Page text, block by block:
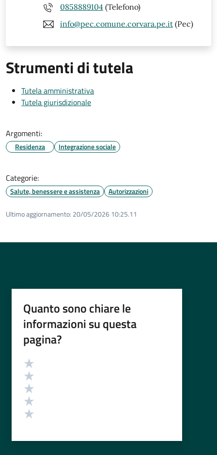
0858889104 (Telefono)
info@pec.comune.corvara.pe.it (Pec)
Strumenti di tutela
Tutela amministrativa
Tutela giurisdizionale
Argomenti:
Residenza Integrazione sociale
Categorie:
Salute, benessere e assistenza Autorizzazioni
Ultimo aggiornamento: 20/05/2026 10:25.11
Quanto sono chiare le
informazioni su questa
pagina?
Valutazione